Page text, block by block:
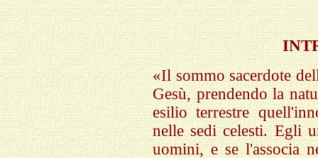
«Il sommo sacerdote
Gesù, prendendo la
esilio terrestre
nelle sedi celesti. Egli
uomini, e se l'associa